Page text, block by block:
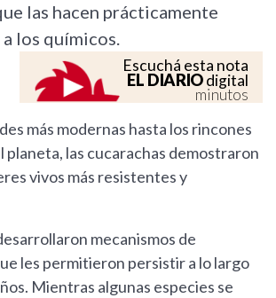
las hacen prácticamente
los químicos.
Escuchá esta nota
EL DIARIOdigital
minutos
más modernas hasta los rincones
planeta, las cucarachas demostraron
vivos más resistentes y
mecanismos de
les permitieron persistir a lo largo
Mientras algunas especies se